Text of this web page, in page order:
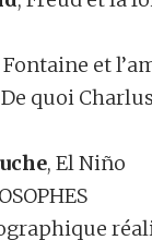
Fontaine et
De quoi
, El Niño